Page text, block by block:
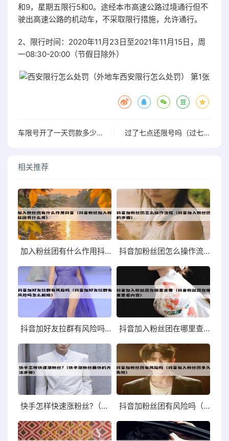
和9，星期五限行5和0。途经本市高速公路过境通行但不
驶出高速公路的机动车，不采取限行措施，允许通行。
2、限行时间：2020年11月23日至2021年11月15日，周
一08:30-20:00（节假日除外）
车限号开了一天罚款多少啊的简单介绍 过了七点还限号吗（过七点还限号么）
相关推荐
加入粉丝团有什么作用抖音（抖音粉丝加入粉丝团有什么用） 抖音加粉丝团怎么操作流程（抖音加入粉丝团的步骤）
抖音加好友拉群有风险吗（抖音加好友拉群有风险吗怎么解除） 抖音加入粉丝团在哪里查看（抖音粉丝团在哪里查看内容）
快手怎样快速涨粉丝?（快手涨粉丝最快的方法步骤） 抖音加粉丝团有风险吗（抖音加入粉丝团多久失效）